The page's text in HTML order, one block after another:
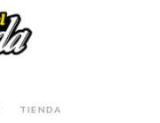
TIENDA